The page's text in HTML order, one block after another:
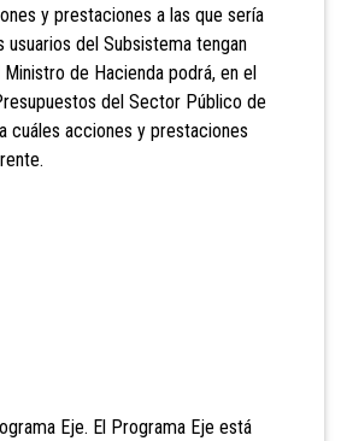
y prestaciones a las que sería
del Subsistema tengan
de Hacienda podrá, en el
del Sector Público de
cuáles acciones y prestaciones
Eje. El Programa Eje está